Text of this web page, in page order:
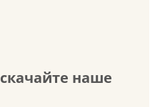
наше